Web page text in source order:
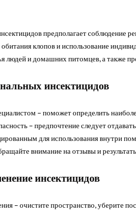
предполагает соблюдение
клопов и использование
людей и домашних питомцев, а также
инсектицидов
– поможет определить
– предпочтение следует
для использования внутри
внимание на отзывы и
инсектицидов
– очистите пространство, уберите